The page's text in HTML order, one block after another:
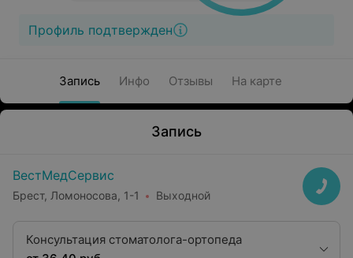
Профиль подтвержден
Запись Инфо Отзывы На карте
Запись
ВестМедСервис
Брест, Ломоносова, 1-1 Выходной
Консультация стоматолога-ортопеда